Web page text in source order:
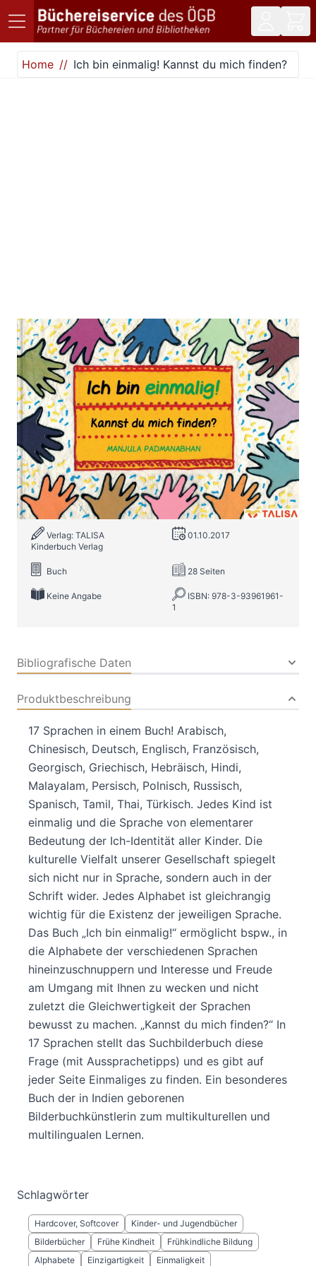
Direkt zum Inhalt
Home
Ich bin einmalig! Kannst du mich finden?
Ich bin einmalig! Kannst du mich
finden?
Zur Wunschliste hinzufügen
(17 Sprachen, 11 Alphabete! -Multilingual-)
VonManjula Padmanabhan
Verlag: TALISA
Kinderbuch Verlag
01.10.2017
Buch 28 Seiten
Keine Angabe
ISBN: 978-3-93961961-
1
Bibliografische Daten
Produktbeschreibung
17 Sprachen in einem Buch! Arabisch,
Chinesisch, Deutsch, Englisch, Französisch,
Georgisch, Griechisch, Hebräisch, Hindi,
Malayalam, Persisch, Polnisch, Russisch,
Spanisch, Tamil, Thai, Türkisch. Jedes Kind ist
einmalig und die Sprache von elementarer
Bedeutung der Ich-Identität aller Kinder. Die
kulturelle Vielfalt unserer Gesellschaft spiegelt
sich nicht nur in Sprache, sondern auch in der
Schrift wider. Jedes Alphabet ist gleichrangig
wichtig für die Existenz der jeweiligen Sprache.
Das Buch „Ich bin einmalig!“ ermöglicht bspw., in
die Alphabete der verschiedenen Sprachen
hineinzuschnuppern und Interesse und Freude
am Umgang mit Ihnen zu wecken und nicht
zuletzt die Gleichwertigkeit der Sprachen
bewusst zu machen. „Kannst du mich finden?“ In
17 Sprachen stellt das Suchbilderbuch diese
Frage (mit Aussprachetipps) und es gibt auf
jeder Seite Einmaliges zu finden. Ein besonderes
Buch der in Indien geborenen
Bilderbuchkünstlerin zum multikulturellen und
multilingualen Lernen.
Schlagwörter
Hardcover, Softcover
Kinder- und Jugendbücher
Bilderbücher
Frühe Kindheit
Frühkindliche Bildung
Alphabete
Einzigartigkeit Ein­ma­lig­keit